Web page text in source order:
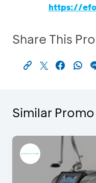
https://
Share This
Similar Promo